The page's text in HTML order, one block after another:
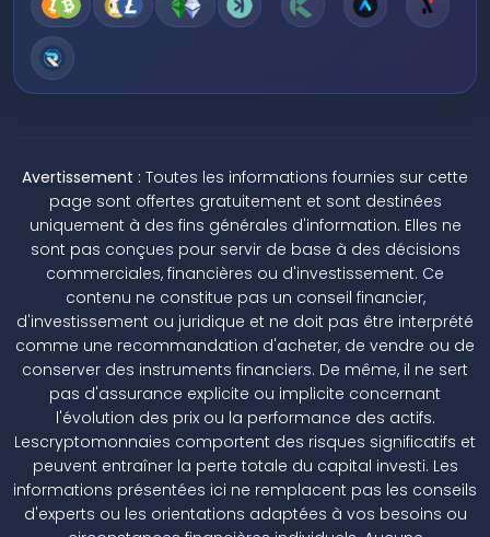
Avertissement : Toutes les informations fournies sur cette
page sont offertes gratuitement et sont destinées
uniquement à des fins générales d'information. Elles ne
sont pas conçues pour servir de base à des décisions
commerciales, financières ou d'investissement. Ce
contenu ne constitue pas un conseil financier,
d'investissement ou juridique et ne doit pas être interprété
comme une recommandation d'acheter, de vendre ou de
conserver des instruments financiers. De même, il ne sert
pas d'assurance explicite ou implicite concernant
l'évolution des prix ou la performance des actifs.
Lescryptomonnaies comportent des risques significatifs et
peuvent entraîner la perte totale du capital investi. Les
informations présentées ici ne remplacent pas les conseils
d'experts ou les orientations adaptées à vos besoins ou